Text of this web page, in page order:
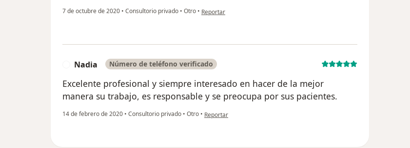
7 de octubre de 2020 • Consultorio privado • Otro • en opinión del usuario Gustavo Javier Correa
Reportar
Nadia Número de teléfono verificado
Excelente profesional y siempre interesado en hacer de la mejor
manera su trabajo, es responsable y se preocupa por sus pacientes.
14 de febrero de 2020 • Consultorio privado • Otro • en opinión del usuario Nadia
Reportar